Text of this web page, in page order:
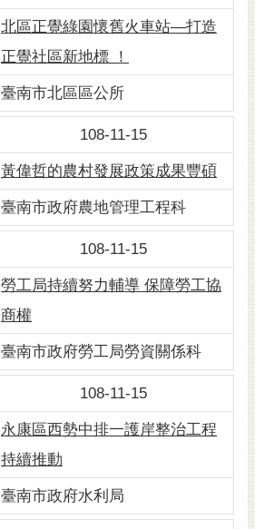
北區正覺綠園懷舊火車站—打造
正覺社區新地標 ！
臺南市北區區公所
108-11-15
黃偉哲的農村發展政策成果豐碩
臺南市政府農地管理工程科
108-11-15
勞工局持續努力輔導 保障勞工協
商權
臺南市政府勞工局勞資關係科
108-11-15
永康區西勢中排一護岸整治工程
持續推動
臺南市政府水利局